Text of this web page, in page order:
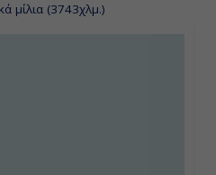
μίλια (3743χλμ.)